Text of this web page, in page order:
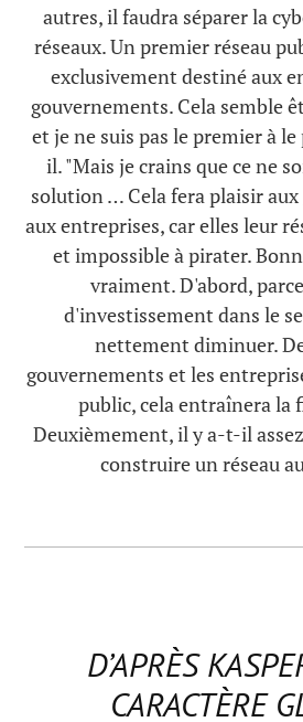
autres, il faudra séparer la
réseaux. Un premier réseau
exclusivement destiné aux
gouvernements. Cela semble
et je ne suis pas le premier à
il. "Mais je crains que ce ne
solution … Cela fera plaisir
aux entreprises, car elles leur
et impossible à pirater.
vraiment. D'abord,
d'investissement dans le
nettement diminuer.
gouvernements et les
public, cela entraînera la
Deuxièmement, il y a-t-il
construire un réseau
D’APRÈS
CARACTÈRE